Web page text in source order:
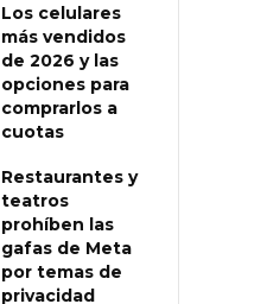
Los celulares
más vendidos
de 2026 y las
opciones para
comprarlos a
cuotas
Restaurantes y
teatros
prohíben las
gafas de Meta
por temas de
privacidad